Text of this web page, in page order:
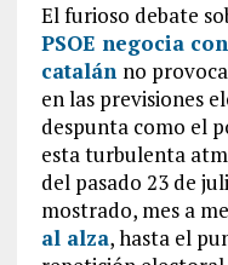
El furioso debate
PSOE negocia
catalán no
en las previsiones
despunta como el
esta turbulenta
del pasado 23 de
mostrado, mes a
al alza, hasta el